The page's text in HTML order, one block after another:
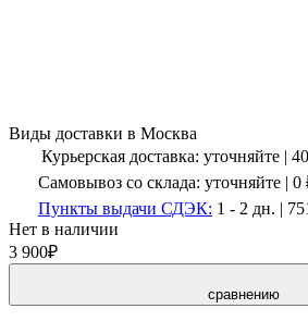
Виды доставки в Москва
Курьерская доставка: уточняйте |
Самовывоз со склада: уточняйте | 0
Пункты выдачи СДЭК: 1 - 2 дн. |
Нет в наличии
3 900₽
сравнению